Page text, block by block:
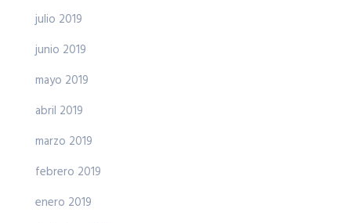
julio 2019
junio 2019
mayo 2019
abril 2019
marzo 2019
febrero 2019
enero 2019